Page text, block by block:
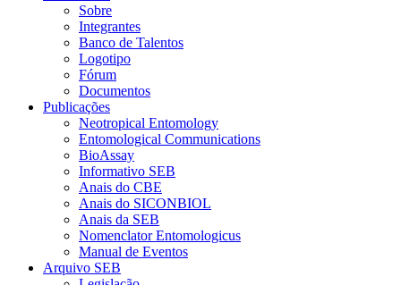
Sobre
Integrantes
Banco de Talentos
Logotipo
Fórum
Documentos
Publicações
Neotropical Entomology
Entomological Communications
BioAssay
Informativo SEB
Anais do CBE
Anais do SICONBIOL
Anais da SEB
Nomenclator Entomologicus
Manual de Eventos
Arquivo SEB